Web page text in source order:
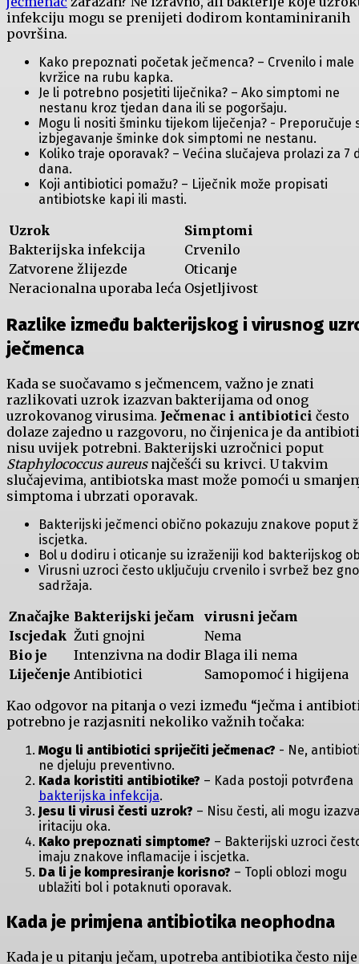
infekciju mogu se⁣ prenijeti dodirom kontaminiranih
površina.
Kako​ prepoznati početak ječmenca? – Crvenilo i male
⁤kvržice ​na rubu kapka.
Je​ li‍ potrebno posjetiti liječnika? – Ako ​simptomi ⁤ne
nestanu kroz tjedan dana ili se ​pogoršaju.
Mogu li nositi šminku tijekom liječenja? -⁢ Preporučuje
izbjegavanje‍ šminke dok simptomi ne nestanu.
Koliko traje oporavak? – Većina slučajeva prolazi za 7
dana.
Koji ‌antibiotici pomažu? – Liječnik može‌ propisati
‌antibiotske⁢ kapi ili masti.
Uzrok
Simptomi
Bakterijska‌ infekcija
Crvenilo
Zatvorene žlijezde
Oticanje
Neracionalna uporaba leća Osjetljivost
Razlike između bakterijskog i virusnog
ječmenca
Kada se suočavamo s⁣ ječmencem, važno je znati
razlikovati uzrok izazvan bakterijama⁣ od onog
uzrokovanog virusima. Ječmenac i‍ antibiotici često
dolaze zajedno u razgovoru, no‍ činjenica je ‍da​
nisu⁢ uvijek⁤ potrebni. Bakterijski‌ uzročnici poput
Staphylococcus aureusnajčešći ‌su krivci. U takvim
slučajevima, antibiotska mast može ⁤pomoći u
simptoma i ubrzati⁤ oporavak.
Bakterijski ječmenci ‌obično pokazuju znakove poput
iscjetka.
Bol u⁣ dodiru ‍i oticanje su izraženiji kod bakterijskog
Virusni uzroci često uključuju crvenilo i svrbež bez
sadržaja.
Značajke Bakterijski ječam
virusni ječam
Iscjedak Žuti gnojni
Nema
Bio ​je
Intenzivna na‍ dodir Blaga ili nema
Liječenje Antibiotici
Samopomoć i higijena
Kao odgovor na⁣ pitanja o vezi između “ječma i
potrebno je razjasniti nekoliko važnih točaka:
Mogu li ‍antibiotici⁤ spriječiti ječmenac? -⁢ Ne,
⁤ne djeluju⁤ preventivno.
Kada koristiti ⁤antibiotike? – Kada postoji potvrđena
bakterijska infekcija.
Jesu li virusi česti uzrok? – Nisu ⁤česti,​ ali mogu
‌iritaciju oka.
Kako prepoznati⁤ simptome? – Bakterijski uzroci
imaju​ znakove inflamacije i‍ iscjetka.
Da‍ li​ je kompresiranje korisno? – Topli ⁤oblozi mogu
ublažiti bol i potaknuti oporavak.
Kada je primjena antibiotika neophodna
Kada je u pitanju ječam, upotreba⁤ antibiotika često nije